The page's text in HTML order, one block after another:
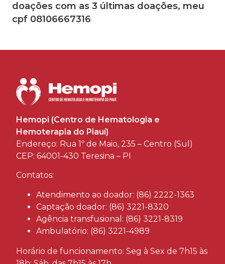
doações com as 3 últimas doações, meu
cpf 08106667316
Hemopi (Centro de Hematologia e
Hemoterapia do Piauí)
Endereço: Rua 1º de Maio, 235 – Centro (Sul)
CEP: 64001-430 Teresina – PI
Contatos:
Atendimento ao doador: (86) 2222-1363
Captação doador: (86) 3221-8320
Agência transfusional: (86) 3221-8319
Ambulatório: (86) 3221-4989
Horário de funcionamento: Seg à Sex de 7h15 às